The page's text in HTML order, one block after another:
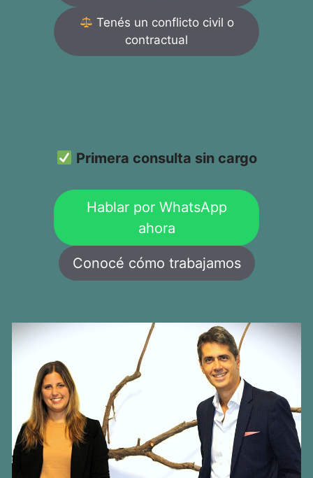
Tenés un conflicto civil o
contractual
Primera consulta sin cargo
Hablar por WhatsApp
ahora
Conocé cómo trabajamos